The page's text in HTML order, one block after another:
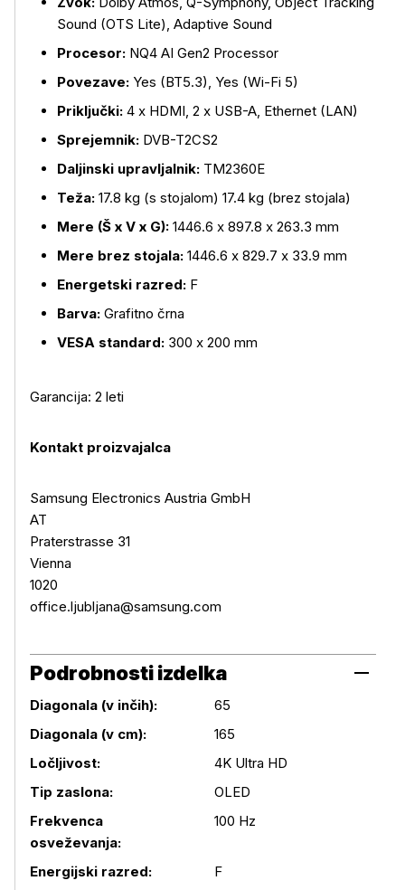
Sound (OTS Lite), Adaptive Sound
Procesor: NQ4 AI Gen2 Processor
Povezave: Yes (BT5.3), Yes (Wi-Fi 5)
Priključki: 4 x HDMI, 2 x USB-A, Ethernet (LAN)
Sprejemnik: DVB-T2CS2
Daljinski upravljalnik: TM2360E
Teža: 17.8 kg (s stojalom) 17.4 kg (brez stojala)
Mere (Š x V x G): 1446.6 x 897.8 x 263.3 mm
Mere brez stojala: 1446.6 x 829.7 x 33.9 mm
Energetski razred: F
Barva: Grafitno črna
VESA standard: 300 x 200 mm
Garancija: 2 leti
Kontakt proizvajalca
Samsung Electronics Austria GmbH
AT
Praterstrasse 31
Vienna
1020
office.ljubljana@samsung.com
Podrobnosti izdelka
Podrobnosti izdelka
Diagonala (v inčih):
65
Diagonala (v cm):
165
Ločljivost:
4K Ultra HD
Tip zaslona:
OLED
Frekvenca
osveževanja:
100 Hz
Energijski razred: F